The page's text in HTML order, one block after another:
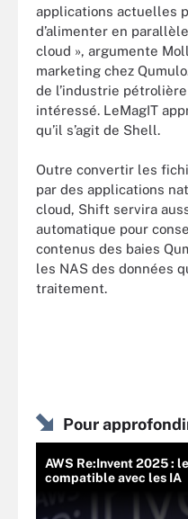
applications actuelles
d’alimenter en
cloud », argumente
marketing chez
de l’industrie
intéressé. LeMagIT
qu’il s’agit de Shell.
Outre convertir les
par des applications
cloud, Shift servira
automatique pour
contenus des baies
les NAS des données
traitement.
Pour
AWS Re:Invent 2025 :
compatible avec les IA